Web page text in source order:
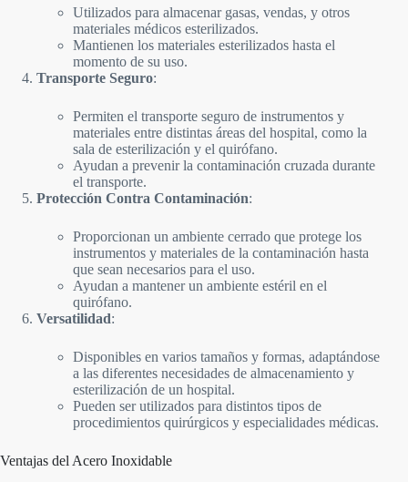
Utilizados para almacenar gasas, vendas, y otros
materiales médicos esterilizados.
Mantienen los materiales esterilizados hasta el
momento de su uso.
Transporte Seguro:
Permiten el transporte seguro de instrumentos y
materiales entre distintas áreas del hospital, como la
sala de esterilización y el quirófano.
Ayudan a prevenir la contaminación cruzada durante
el transporte.
Protección Contra Contaminación:
Proporcionan un ambiente cerrado que protege los
instrumentos y materiales de la contaminación hasta
que sean necesarios para el uso.
Ayudan a mantener un ambiente estéril en el
quirófano.
Versatilidad:
Disponibles en varios tamaños y formas, adaptándose
a las diferentes necesidades de almacenamiento y
esterilización de un hospital.
Pueden ser utilizados para distintos tipos de
procedimientos quirúrgicos y especialidades médicas.
Ventajas del Acero Inoxidable